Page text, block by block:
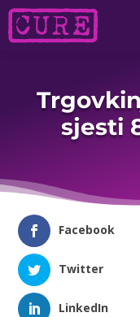
sjesti
Facebook
Twitter
LinkedIn